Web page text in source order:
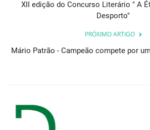
XII edição do Concurso Literário " A
Desporto"
PRÓXIMO ARTIGO
Mário Patrão - Campeão compete por